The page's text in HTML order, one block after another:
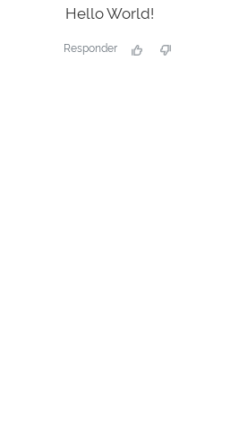
Hello World!
Responder